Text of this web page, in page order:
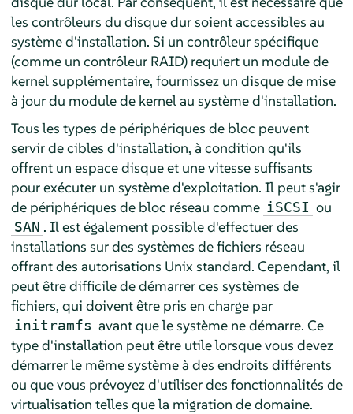
les contrôleurs du disque dur soient accessibles au
système d'installation. Si un contrôleur spécifique
(comme un contrôleur RAID) requiert un module de
kernel supplémentaire, fournissez un disque de mise
à jour du module de kernel au système d'installation.
Tous les types de périphériques de bloc peuvent
servir de cibles d'installation, à condition qu'ils
offrent un espace disque et une vitesse suffisants
pour exécuter un système d'exploitation. Il peut s'agir
de périphériques de bloc réseau comme iSCSI ou
SAN . Il est également possible d'effectuer des
installations sur des systèmes de fichiers réseau
offrant des autorisations Unix standard. Cependant, il
peut être difficile de démarrer ces systèmes de
fichiers, qui doivent être pris en charge par
initramfs avant que le système ne démarre. Ce
type d'installation peut être utile lorsque vous devez
démarrer le même système à des endroits différents
ou que vous prévoyez d'utiliser des fonctionnalités de
virtualisation telles que la migration de domaine.